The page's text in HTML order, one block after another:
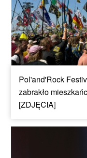
Pol'and'Rock
zabrakło
[ZDJĘCIA]